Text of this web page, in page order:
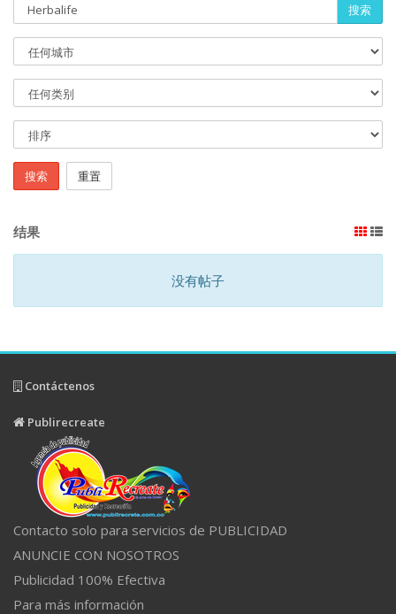
搜索
搜索 重置
结果
没有帖子
Contáctenos
Publirecreate
Contacto solo para servicios de PUBLICIDAD
ANUNCIE CON NOSOTROS
Publicidad 100% Efectiva
Para más información